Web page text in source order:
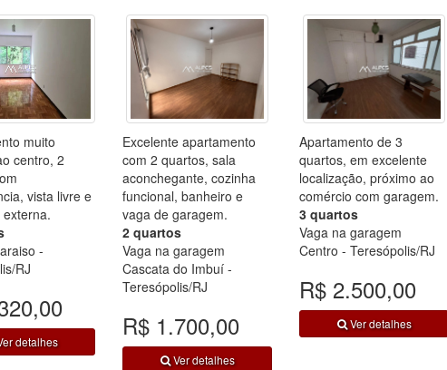
muito
centro, 2
vista livre e
-
RJ
detalhes
Excelente apartamento
com 2 quartos, sala
aconchegante, cozinha
funcional, banheiro e
vaga de garagem.
2 quartos
Vaga na garagem
Cascata do Imbuí -
Teresópolis/RJ
R$ 1.700,00
Ver detalhes
Apartamento de 3
quartos, em excelente
localização, próximo ao
comércio com garagem.
3 quartos
Vaga na garagem
Centro - Teresópolis/RJ
R$ 2.500,00
Ver detalhes